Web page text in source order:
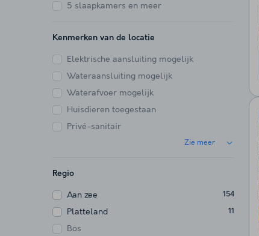
5 slaapkamers en meer
Kenmerken van de locatie
Elektrische aansluiting mogelijk
Wateraansluiting mogelijk
Waterafvoer mogelijk
Huisdieren toegestaan
Privé-sanitair
Zie meer
Regio
Aan zee 154
Platteland 11
Bos